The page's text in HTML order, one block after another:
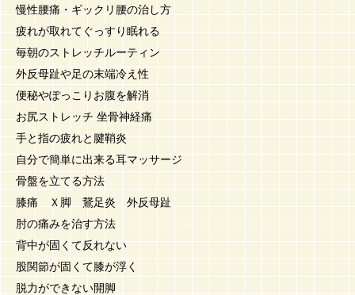
慢性腰痛・ギックリ腰の治し方
疲れが取れてぐっすり眠れる
毎朝のストレッチルーティン
外反母趾や足の末端冷え性
便秘やぽっこりお腹を解消
お尻ストレッチ 坐骨神経痛
手と指の疲れと腱鞘炎
自分で簡単に出来る耳マッサージ
骨盤を立てる方法
膝痛 Ｘ脚 鵞足炎 外反母趾
肘の痛みを治す方法
背中が固くて反れない
股関節が固くて膝が浮く
脱力ができない開脚